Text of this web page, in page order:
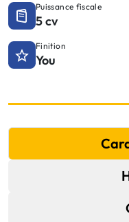
Puissance fiscale
5 cv
Finition
You